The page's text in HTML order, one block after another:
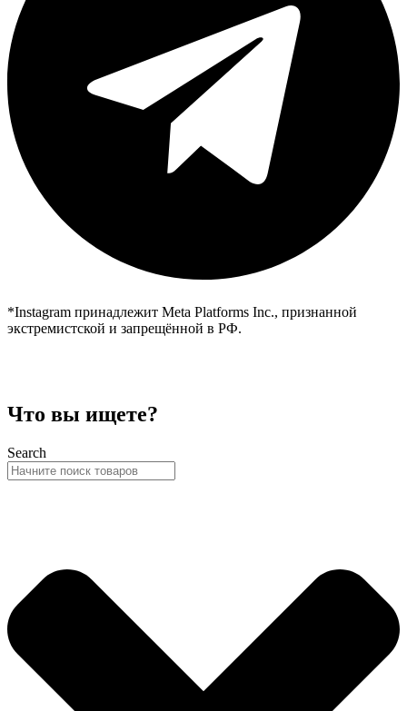
*Instagram принадлежит Meta Platforms Inc., признанной
экстремистской и запрещённой в РФ.
Что вы ищете?
Search